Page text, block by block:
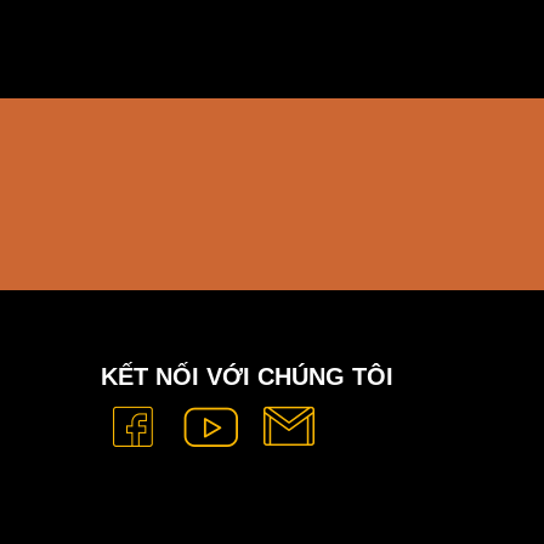
KẾT NỐI VỚI CHÚNG TÔI